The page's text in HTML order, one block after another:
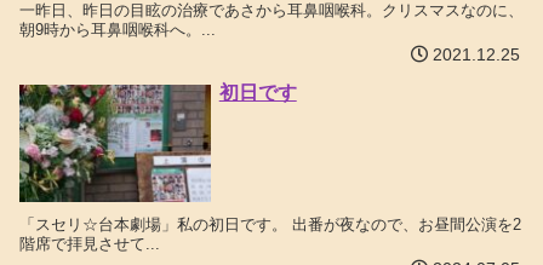
一昨日、昨日の目眩の治療であさから耳鼻咽喉科。クリスマスなのに、
朝9時から耳鼻咽喉科へ。...
2021.12.25
初日です
「スセリ☆台本劇場」私の初日です。 出番が夜なので、お昼間公演を2
階席で拝見させて...